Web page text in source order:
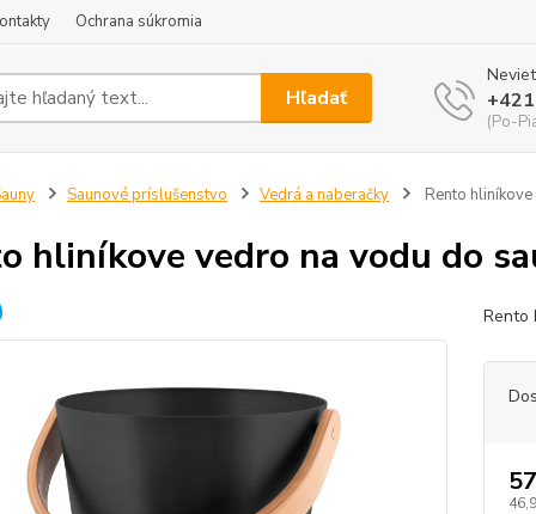
Ochrana súkromia
Hľadať
(Po-
Saunové príslušenstvo Vedrá a naberačky Rento
hliníkove vedro na vodu do
Rento